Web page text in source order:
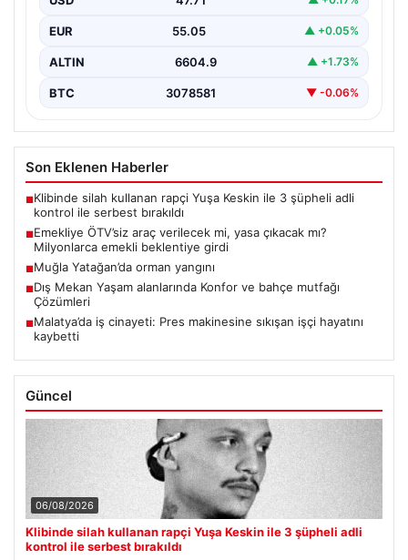
EUR 55.05 ▲ +0.05%
ALTIN 6604.9 ▲ +1.73%
BTC 3078581 ▼ -0.06%
Son Eklenen Haberler
■Klibinde silah kullanan rapçi Yuşa Keskin ile 3 şüpheli adli
kontrol ile serbest bırakıldı
■Emekliye ÖTV’siz araç verilecek mi, yasa çıkacak mı?
Milyonlarca emekli beklentiye girdi
■Muğla Yatağan’da orman yangını
■Dış Mekan Yaşam alanlarında Konfor ve bahçe mutfağı
Çözümleri
■Malatya’da iş cinayeti: Pres makinesine sıkışan işçi hayatını
kaybetti
Güncel
06/08/2026
Klibinde silah kullanan rapçi Yuşa Keskin ile 3 şüpheli adli
kontrol ile serbest bırakıldı